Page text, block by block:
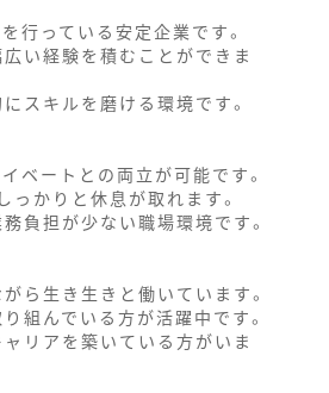
行っている安定企業です。
い経験を積むことができま
スキルを磨ける環境です。
ベートとの両立が可能です。
かりと休息が取れます。
負担が少ない職場環境です。
ら生き生きと働いています。
組んでいる方が活躍中です。
リアを築いている方がいま